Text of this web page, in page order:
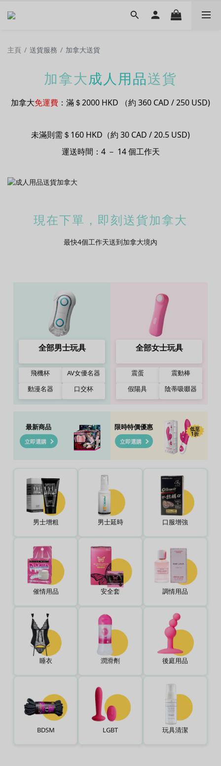
主頁 / 送貨服務 / 加拿大送貨
加拿大成人用品送貨
加拿大免運費 ：滿＄2000 HKD （約 360 CAD / 250 USD)
未滿則需＄160 HKD（約 30 CAD / 20.5 USD)
運送時間：4 － 14 個工作天
現在下單，即刻送貨加拿大
最快4個工作天送到加拿大境內
全部男士玩具
飛機杯
AV女優名器
動漫名器
口交杯
全部女士玩具
震蛋
震動棒
假陽具
陰蒂吸啜器
最新商品
立即選購
限時特價優惠
立即選購
低至
1折
男士增粗 男士延時 口服增強
催情用品 安全套 調情用品
睡衣 潤滑劑 後庭用品
BDSM LGBT 玩具清潔